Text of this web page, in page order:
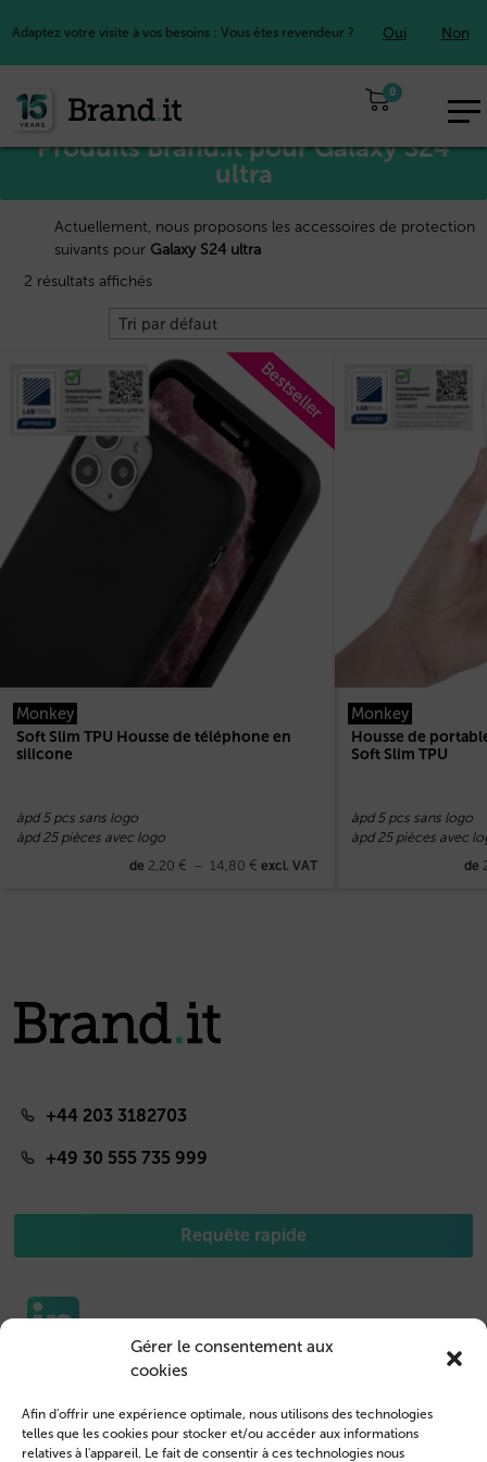
Gérer le consentement aux
cookies
Afin d'offrir une expérience optimale, nous utilisons des technologies
telles que les cookies pour stocker et/ou accéder aux informations
relatives à l'appareil. Le fait de consentir à ces technologies nous
Adaptez votre visite à vos besoins : Vous êtes revendeur ? Oui Non
0
FR
Accueil
Produits Brand.it pour Galaxy S24
ultra
Actuellement, nous proposons les accessoires de protection
suivants pour Galaxy S24 ultra
2 résultats affichés
Bestseller
Monkey
Soft Slim TPU Housse de téléphone en
silicone
àpd 5 pcs sans logo
àpd 25 pièces avec logo
de 2,20 € – 14,80 € excl. VAT
Monkey
Housse de
Soft Slim TPU
àpd 5 pcs sans logo
àpd 25 pièces avec
de
+44 203 3182703
+49 30 555 735 999
Requête rapide
Housse de Tablet Connexion des clients